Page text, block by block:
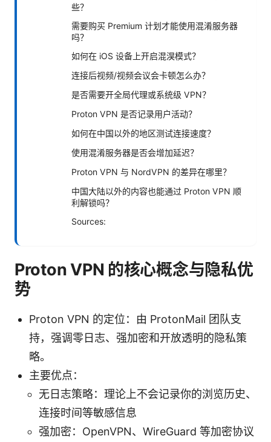
些？
需要购买 Premium 计划才能使用混淆服务器
吗？
如何在 iOS 设备上开启混淏模式？
连接后视频/视频会议会卡顿怎么办？
是否需要开全局代理或系统级 VPN？
Proton VPN 是否记录用户活动？
如何在中国以外的地区测试连接速度？
使用混淆服务器是否会增加延迟？
Proton VPN 与 NordVPN 的差异在哪里？
中国大陆以外的内容也能通过 Proton VPN 顺
利解锁吗？
Sources:
Proton VPN 的核心概念与隐私优
势
Proton VPN 的定位：由 ProtonMail 团队支
持，强调零日志、强加密和开放透明的隐私策
略。
主要优点：
无日志策略：理论上不会记录你的浏览历史、
连接时间等敏感信息
强加密：OpenVPN、WireGuard 等加密协议